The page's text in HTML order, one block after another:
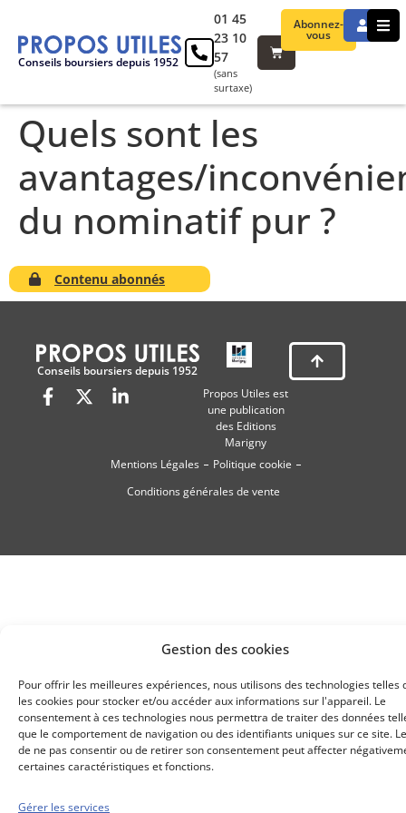
Gestion des cookies
Pour offrir les meilleures expériences, nous utilisons des technologies telles
les cookies pour stocker et/ou accéder aux informations sur l'appareil. Le
consentement à ces technologies nous permettra de traiter des données
que le comportement de navigation ou des identifiants uniques sur ce site.
de ne pas consentir ou de retirer son consentement peut affecter
certaines caractéristiques et fonctions.
Gérer les services
Conseils boursiers depuis 1952
Abonnez-
vous
01 45
23 10
57
(sans
surtaxe)
Quels sont les
avantages/
du nominatif pur ?
Contenu abonnés
Conseils boursiers depuis 1952
Propos Utiles est
une publication
des Editions
Marigny
Mentions Légales
Politique cookie
Conditions générales de vente